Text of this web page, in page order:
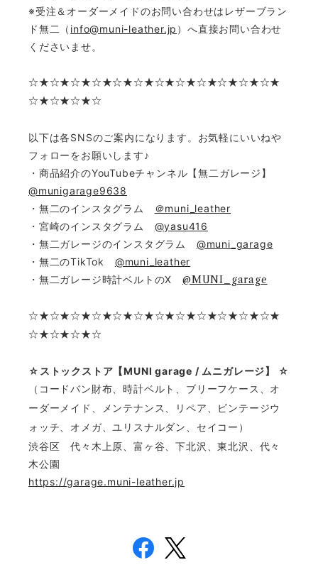
※受注＆オーダーメイドのお問い合わせはレザーブラン
ド無二（ info@muni-leather.jp ）へ直接お問い合わせ
くださいませ。
☆★☆★☆★☆★☆★☆★☆★☆★☆★☆★☆★☆★
☆★☆★☆★☆
以下は各SNSのご案内になります。お気軽にいいねや
フォローをお願いします♪
・商品紹介のYouTubeチャンネル【無二ガレージ】
@munigarage9638
・無二のインスタグラム
＠muni_leather
・宮崎のインスタグラム @yasu416
・無二ガレージのインスタグラム @muni_garage
・無二のTikTok @muni_leather
・無二ガレージ時計ベルトのX@MUNI_garage
☆★☆★☆★☆★☆★☆★☆★☆★☆★☆★☆★☆★
☆★☆★☆★☆
☆ストックストア【MUNI garage / ムニガレージ】 ☆
（コードバン財布、時計ベルト、ブリーフケース、オ
ーダーメイド、メンテナンス、リペア、ビンテージウ
ォッチ、オメガ、ユリスナルダン、セイコー）
渋谷区 代々木上原、富ヶ谷、下北沢、東北沢、代々
木公園
https://garage.muni-leather.jp